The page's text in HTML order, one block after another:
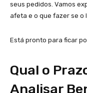
seus pedidos. Vamos
afeta e o que fazer se o
Está pronto para ficar
Qual o
Analisar